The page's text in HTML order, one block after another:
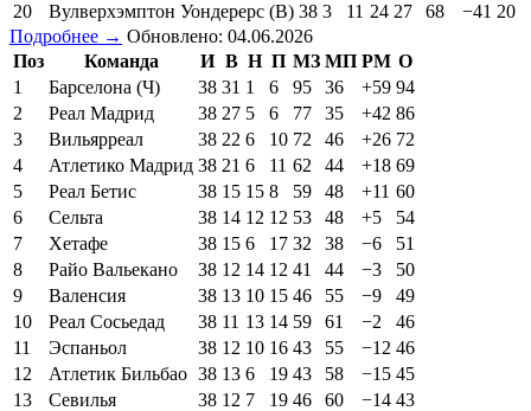
20
Вулверхэмптон Уондерерс (В) 38 3 11 24 27 68 −41 20
Подробнее → Обновлено: 04.06.2026
Поз
Команда И В Н П МЗ МП РМ О
1
Барселона (Ч) 38 31 1 6 95 36 +59 94
2
Реал Мадрид 38 27 5 6 77 35 +42 86
3
Вильярреал 38 22 6 10 72 46 +26 72
4
Атлетико Мадрид 38 21 6 11 62 44 +18 69
5
Реал Бетис 38 15 15 8 59 48 +11 60
6
Сельта 38 14 12 12 53 48 +5
54
7
Хетафе 38 15 6 17 32 38 −6
51
8
Райо Вальекано 38 12 14 12 41 44 −3
50
9
Валенсия 38 13 10 15 46 55 −9
49
10
Реал Сосьедад 38 11 13 14 59 61 −2
46
11
Эспаньол 38 12 10 16 43 55 −12 46
12
Атлетик Бильбао 38 13 6 19 43 58 −15 45
13
Севилья 38 12 7 19 46 60 −14 43